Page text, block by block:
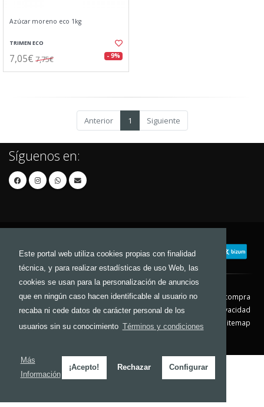
Este portal web utiliza cookies propias con finalidad
técnica, y para realizar estadísticas de uso Web, las
cookies se usan para la personalización de anuncios
que en ningún caso hacen identificable al usuario no
recaba ni cede datos de carácter personal de los
usuarios sin su conocimiento Términos y condiciones
Más
Información
¡Acepto! Rechazar Configurar
Azúcar moreno eco 1kg
TRIMEN ECO
7,05€ 7,75€ - 9%
Anterior 1 Siguiente
Síguenos en:
Contacto Aviso Legal
Condiciones de compra
Política de envíos
Política de devolución
Política de Privacidad
Política de Cookies
Sitemap